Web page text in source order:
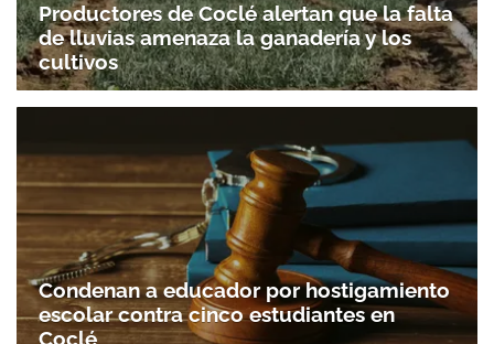
Productores de Coclé alertan que la falta
de lluvias amenaza la ganadería y los
cultivos
Condenan a educador por hostigamiento
escolar contra cinco estudiantes en
Coclé